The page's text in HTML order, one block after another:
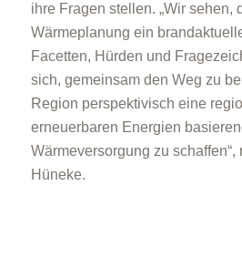
ihre Fragen stellen. „Wir sehen,
Wärmeplanung ein
Facetten, Hürden und
sich, gemeinsam den Weg zu
Region perspektivisch eine
erneuerbaren Energien
Wärmeversorgung zu schaffen“,
Hüneke.